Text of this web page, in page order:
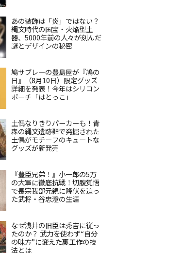
あの装飾は「炎」ではない？
縄文時代の国宝・火焔型土
器、5000年前の人々が刻んだ
謎とデザインの秘密
鳩サブレーの豊島屋が『鳩の
日』（8月10日）限定グッズ
詳細を発表！今年はシリコン
ポーチ「はとっこ」
土偶なりきりパーカーも！青
森の縄文遺跡群で発掘された
土偶がモチーフのキュートな
グッズが新発売
『豊臣兄弟！』小一郎の5万
の大軍に徹底抗戦！切腹覚悟
で長宗我部元親に降伏を迫っ
た武将・谷忠澄の生涯
なぜ浅井の旧臣は秀吉に従っ
たのか？ 武力を使わず“自分
の味方”に変えた裏工作の技
法とは